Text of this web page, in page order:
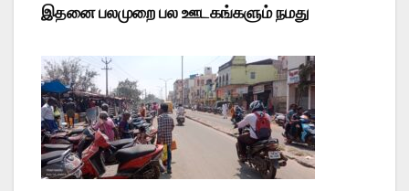
இதனை பலமுறை பல ஊடகங்களும் நமது